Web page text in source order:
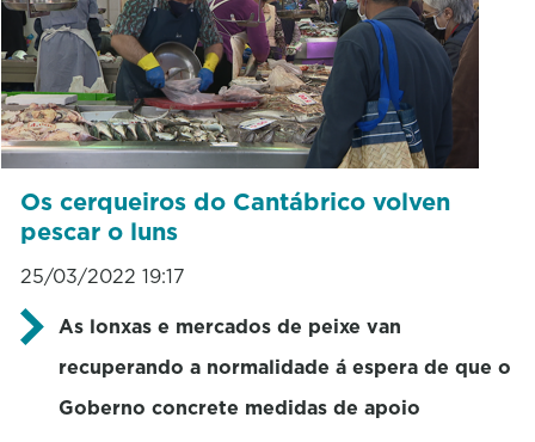
Os cerqueiros do Cantábrico volven
pescar o luns
25/03/2022 19:17
As lonxas e mercados de peixe van
recuperando a normalidade á espera de que o
Goberno concrete medidas de apoio